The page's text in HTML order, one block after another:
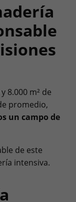
8.000 m² de
promedio,
un campo de
de este
intensiva.